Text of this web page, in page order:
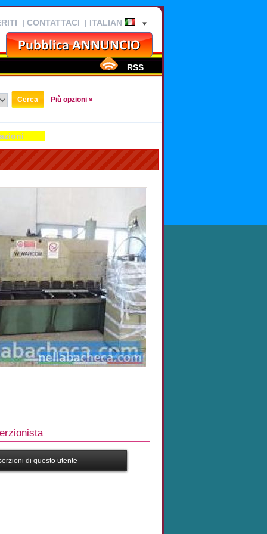
| CONTATTACI | ITALIAN
RSS
Più opzioni »
di questo utente